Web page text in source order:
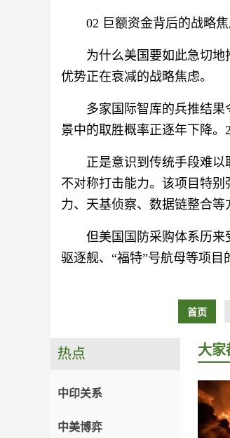
02 巨额资金背后的战略
为什么美国要如此急切
优势正在衰减的战略焦虑。
多家国际智库的兵推结
景中的取胜概率正逐年下降。
正是意识到传统手段难
不对称打击能力。该项目特别
力、天基侦察、数据链整合等
但美国国防采购体系历来
驱逐舰、“福特”号航母等项目
首页
热点
中印关系
中美博弈
大家